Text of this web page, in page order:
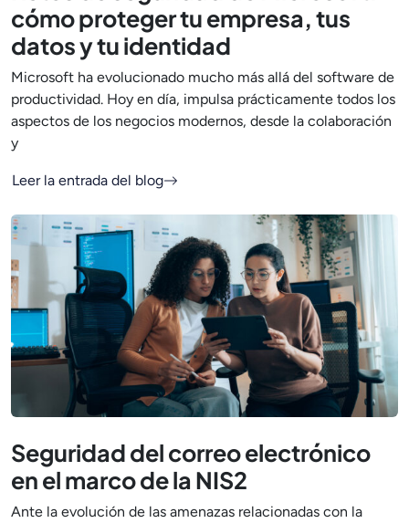
cómo proteger tu empresa, tus
datos y tu identidad
Microsoft ha evolucionado mucho más allá del software de
productividad. Hoy en día, impulsa prácticamente todos los
aspectos de los negocios modernos, desde la colaboración
y
Leer la entrada del blog
Seguridad del correo electrónico
en el marco de la NIS2
Ante la evolución de las amenazas relacionadas con la